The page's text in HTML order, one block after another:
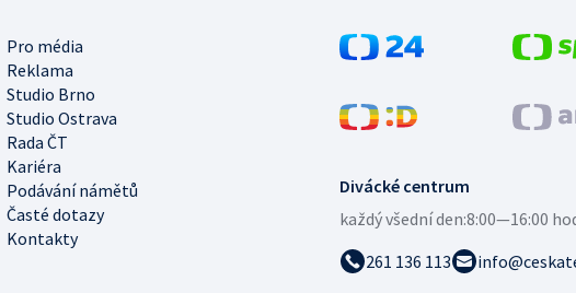
Divácké centrum
každý všední den:8:00—16:00
261 136 113
Pro média
Reklama
Studio Brno
Studio Ostrava
Rada ČT
Kariéra
Podávání námětů
Časté dotazy
Kontakty